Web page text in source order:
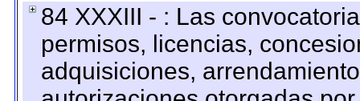
84 XXXIII - : Las
permisos, licencias,
adquisiciones,